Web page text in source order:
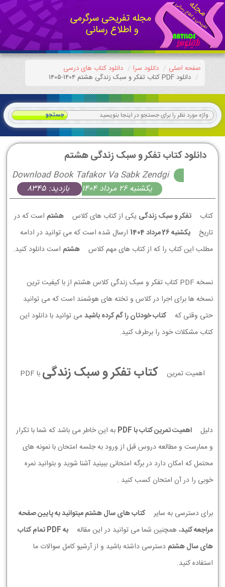
صفحه اصلی دانلود سرا
دانلود کتاب های درسی
دانلود PDF کتاب تفکر و سبک زندگی هشتم 1404-1405
دانلود کتاب تفکر و سبک زندگی هشتم
Download Book Tafakor Va Sabk Zendgi
يكشنبه 26 مرداد 1404
بازدید: 8345
کتاب تفکر و سبک زندگی یکی از کتاب های کلاس هشتم است که در
تاریخ
يكشنبه 26 مرداد 1404
ارسال شده است که می توانید در ادامه
مطلب این کتاب را که از کتاب های مهم کلاس
هشتم است دانلود کنید.
نسخه PDF کتاب تفکر و سبک زندگی کلاس هشتم از با کیفیت ترین
نسخه ها برای اجرا در کلاس و تخته های هوشمند است که می توانید
حتی وقتی که
کتاب خودتان را گم کرده باشیدمی توانید با دانلود این
کتاب مشکلات خود را برطرف کنید.
اهمیت تمرین کتاب تفکر و سبک زندگی با PDF
دلیل اهمیت تمرین کتاب با PDF
به این خاطر می باشد که شما با تکرار
و ممارست و مطالعه دروس قبل از ورود به جلسه امتحان با نمونه های
محتمل که امکان دارد در برگه امتحانی ببینید آشنا شوید و بتوانید نمره
خوبی را در آن امتحان کسب کنید .
برای دسترسی به سایر
کتاب های سال هشتم میتوانید به پایین صفحه
مراجعه کنید، همچنین شما می توانید در این مقاله
به PDF تمام کتاب
های سال هشتم دسترسی داشته باشید و از آرشیو کامل سوالات ما
استفاده کنید.